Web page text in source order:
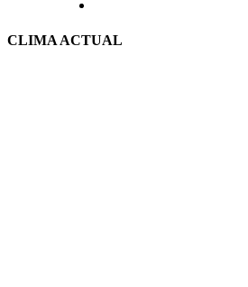
CLIMA ACTUAL